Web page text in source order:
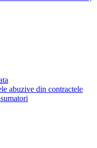
abuzive din contractele